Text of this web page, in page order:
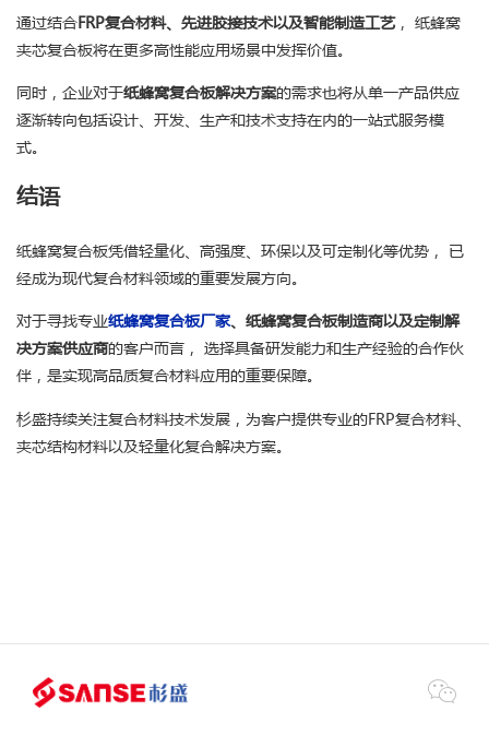
通过结合FRP复合材料、先进胶接技术以及智能制造工艺， 纸蜂窝
夹芯复合板将在更多高性能应用场景中发挥价值。
同时，企业对于纸蜂窝复合板解决方案的需求也将从单一产品供应
逐渐转向包括设计、开发、生产和技术支持在内的一站式服务模
式。
结语
纸蜂窝复合板凭借轻量化、高强度、环保以及可定制化等优势， 已
经成为现代复合材料领域的重要发展方向。
对于寻找专业纸蜂窝复合板厂家、纸蜂窝复合板制造商以及定制解
决方案供应商的客户而言， 选择具备研发能力和生产经验的合作伙
伴，是实现高品质复合材料应用的重要保障。
杉盛持续关注复合材料技术发展，为客户提供专业的FRP复合材料、
夹芯结构材料以及轻量化复合解决方案。
